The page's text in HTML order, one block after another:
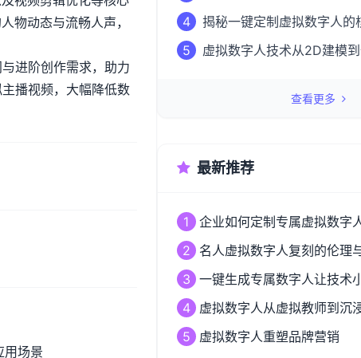
物动态与流畅人声，
进阶创作需求，助力
播视频，大幅降低数
用场景
50%？
4
揭秘一键定制虚拟数字人的
5
虚拟数字人技术从2D建模
查看更多
最新推荐
1
企业如何定制专属虚拟数字
2
名人虚拟数字人复刻的伦理
3 一键生成专属数字人让技术
4
虚拟数字人从虚拟教师到沉
5
虚拟数字人重塑品牌营销